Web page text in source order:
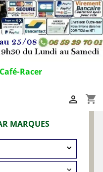
Racer
shopping_cart

MARQUES